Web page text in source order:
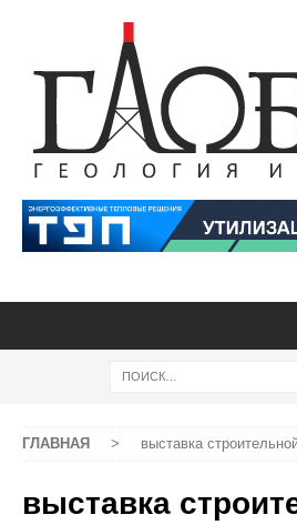
ГЛАВНАЯ > выставка
выставка